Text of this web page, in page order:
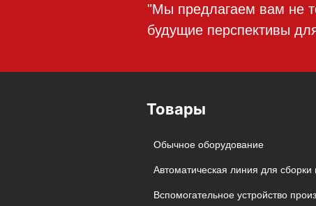
"Мы предлагаем вам не
будущие перспективы
Товары
Обычное оборудование